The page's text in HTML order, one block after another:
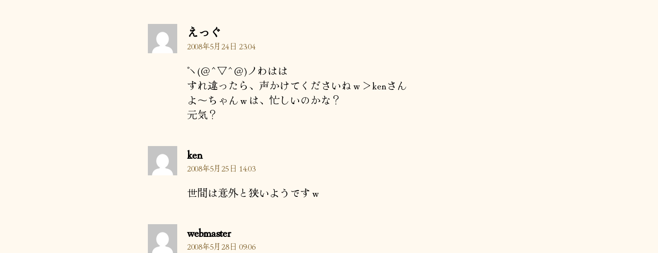
えっぐ
発
2008年5月24日 23:04
ヾ(＠^▽^＠)ノわはは
すれ違ったら、声かけてくださいねｗ＞kenさん
よ～ちゃんｗは、忙しいのかな？
元気？
kenの
発
2008年5月25日 14:03
世間は意外と狭いようですｗ
webmasterの
発
2008年5月28日 09:06